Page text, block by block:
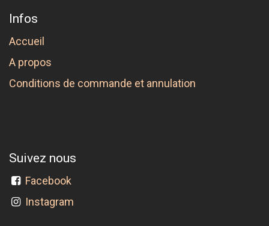
Infos
Accueil
A propos
Conditions de commande et annulation
Suivez nous
Facebook
Instagram